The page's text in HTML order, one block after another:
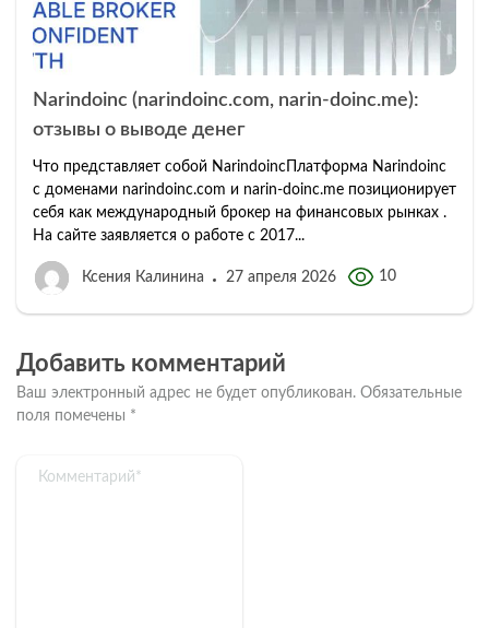
Narindoinc (narindoinc.com, narin-doinc.me):
отзывы о выводе денег
Что представляет собой NarindoincПлатформа Narindoinc
с доменами narindoinc.com и narin-doinc.me позиционирует
себя как международный брокер на финансовых рынках .
На сайте заявляется о работе с 2017...
Ксения Калинина 27 апреля 2026 10
Добавить комментарий
Ваш электронный адрес не будет опубликован. Обязательные
поля помечены *